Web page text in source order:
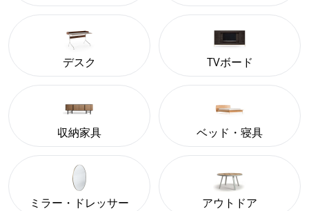
デスク TVボード
収納家具 ベッド・寝具
ミラー・ドレッサー アウトドア